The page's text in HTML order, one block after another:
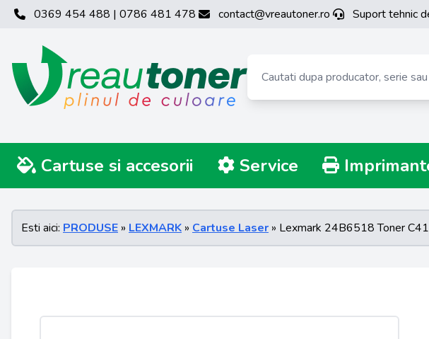
0369 454 488 | 0786 481 478 contact@vreautoner.ro Suport tehnic
Cartuse si accesorii Service
Esti aici: PRODUSE » LEXMARK » Cartuse Laser » Lexmark 24B6518 Toner